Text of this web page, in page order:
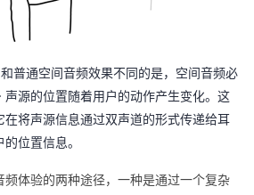
普通空间音频效果不同的是，空间音频必
声源的位置随着用户的动作产生变化。这
在将声源信息通过双声道的形式传递给耳
位置信息。
频体验的两种途径，一种是通过一个复杂